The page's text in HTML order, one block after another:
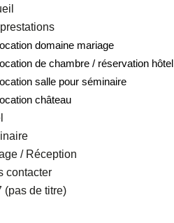
domaine mariage
de chambre / réservation hôtel
salle pour séminaire
château
/ Réception
contacter
(pas de titre)